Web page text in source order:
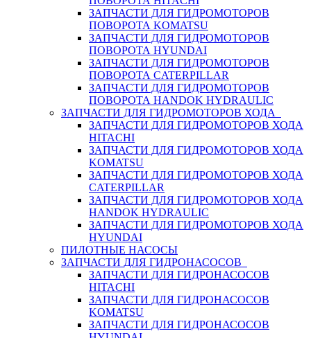
ЗАПЧАСТИ ДЛЯ ГИДРОМОТОРОВ
ПОВОРОТА KOMATSU
ЗАПЧАСТИ ДЛЯ ГИДРОМОТОРОВ
ПОВОРОТА HYUNDAI
ЗАПЧАСТИ ДЛЯ ГИДРОМОТОРОВ
ПОВОРОТА CATERPILLAR
ЗАПЧАСТИ ДЛЯ ГИДРОМОТОРОВ
ПОВОРОТА HANDOK HYDRAULIC
ЗАПЧАСТИ ДЛЯ ГИДРОМОТОРОВ ХОДА
ЗАПЧАСТИ ДЛЯ ГИДРОМОТОРОВ ХОДА
HITACHI
ЗАПЧАСТИ ДЛЯ ГИДРОМОТОРОВ ХОДА
KOMATSU
ЗАПЧАСТИ ДЛЯ ГИДРОМОТОРОВ ХОДА
CATERPILLAR
ЗАПЧАСТИ ДЛЯ ГИДРОМОТОРОВ ХОДА
HANDOK HYDRAULIC
ЗАПЧАСТИ ДЛЯ ГИДРОМОТОРОВ ХОДА
HYUNDAI
ПИЛОТНЫЕ НАСОСЫ
ЗАПЧАСТИ ДЛЯ ГИДРОНАСОСОВ
ЗАПЧАСТИ ДЛЯ ГИДРОНАСОСОВ
HITACHI
ЗАПЧАСТИ ДЛЯ ГИДРОНАСОСОВ
KOMATSU
ЗАПЧАСТИ ДЛЯ ГИДРОНАСОСОВ